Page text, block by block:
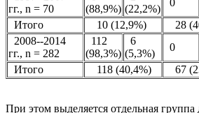
гг., n = 70
(88,9%) (22,2%)
Итого
10 (12,9%) 28
2008--2014
гг., n = 282
112
(98,3%)
6
(5,3%)
0
Итого
118 (40,4%) 67
При этом выделяется отдельная